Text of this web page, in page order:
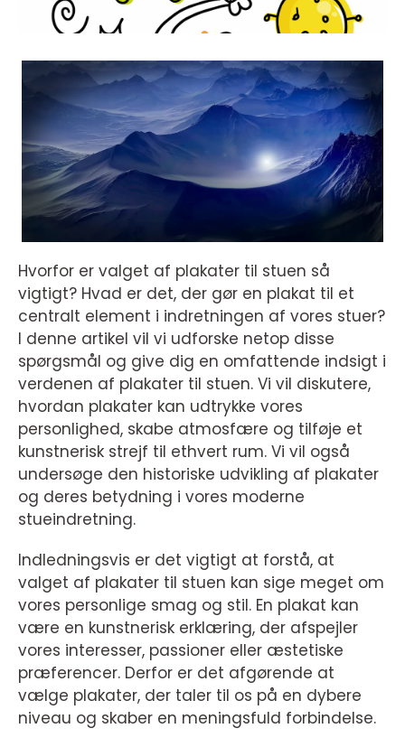
Hvorfor er valget af plakater til stuen så
vigtigt? Hvad er det, der gør en plakat til et
centralt element i indretningen af vores stuer?
I denne artikel vil vi udforske netop disse
spørgsmål og give dig en omfattende indsigt i
verdenen af plakater til stuen. Vi vil diskutere,
hvordan plakater kan udtrykke vores
personlighed, skabe atmosfære og tilføje et
kunstnerisk strejf til ethvert rum. Vi vil også
undersøge den historiske udvikling af plakater
og deres betydning i vores moderne
stueindretning.
Indledningsvis er det vigtigt at forstå, at
valget af plakater til stuen kan sige meget om
vores personlige smag og stil. En plakat kan
være en kunstnerisk erklæring, der afspejler
vores interesser, passioner eller æstetiske
præferencer. Derfor er det afgørende at
vælge plakater, der taler til os på en dybere
niveau og skaber en meningsfuld forbindelse.